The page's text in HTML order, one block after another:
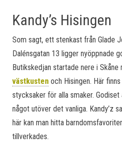
Kandy’s Hisingen
Som sagt, ett stenkast från Glade
Dalénsgatan 13 ligger nyöppnade
Butikskedjan startade nere i Skåne
västkusten och Hisingen. Här
stycksaker för alla smaker.
något utöver det vanliga. Kandy’z
här kan man hitta
tillverkades.